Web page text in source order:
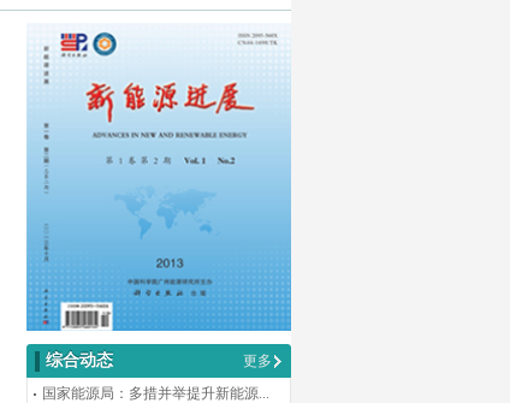
综合动态
更多
国家能源局：多措并举提升新能源...